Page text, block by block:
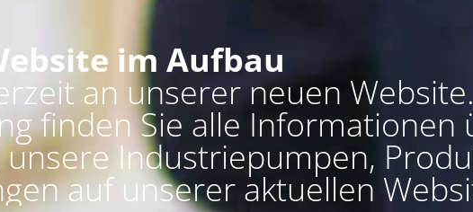
im Aufbau
an unserer neuen Website.
finden Sie alle Informationen
unsere Industriepumpen,
auf unserer aktuellen